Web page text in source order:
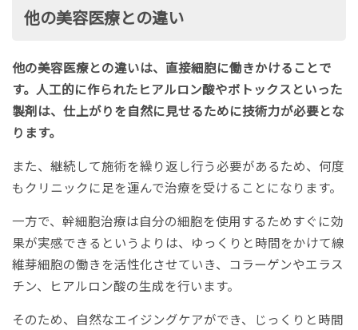
他の美容医療との違い
他の美容医療との違いは、直接細胞に働きかけることで
す。人工的に作られたヒアルロン酸やボトックスといった
製剤は、仕上がりを自然に見せるために技術力が必要とな
ります。
また、継続して施術を繰り返し行う必要があるため、何度
もクリニックに足を運んで治療を受けることになります。
一方で、幹細胞治療は自分の細胞を使用するためすぐに効
果が実感できるというよりは、ゆっくりと時間をかけて線
維芽細胞の働きを活性化させていき、コラーゲンやエラス
チン、ヒアルロン酸の生成を行います。
そのため、自然なエイジングケアができ、じっくりと時間